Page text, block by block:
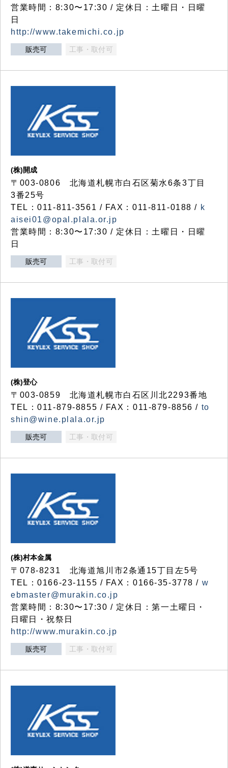
営業時間：8:30〜17:30 / 定休日：土曜日・日曜
日
http://www.takemichi.co.jp
販売可 工事・取付可
(株)開成
〒003-0806 北海道札幌市白石区菊水6条3丁目
3番25号
TEL：011-811-3561 / FAX：011-811-0188 / k
aisei01@opal.plala.or.jp
営業時間：8:30〜17:30 / 定休日：土曜日・日曜
日
販売可 工事・取付可
(株)登心
〒003-0859 北海道札幌市白石区川北2293番地
TEL：011-879-8855 / FAX：011-879-8856 / to
shin@wine.plala.or.jp
販売可 工事・取付可
(株)村本金属
〒078-8231 北海道旭川市2条通15丁目左5号
TEL：0166-23-1155 / FAX：0166-35-3778 / w
ebmaster@murakin.co.jp
営業時間：8:30〜17:30 / 定休日：第一土曜日・
日曜日・祝祭日
http://www.murakin.co.jp
販売可 工事・取付可